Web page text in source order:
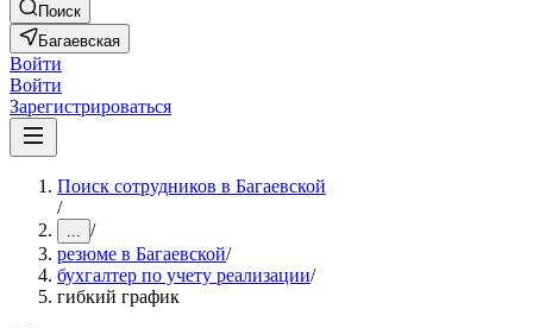
Поиск
Багаевская
Войти
Войти
Зарегистрироваться
Поиск сотрудников в Багаевской
/
... /
резюме в Багаевской/
бухгалтер по учету реализации/
гибкий график